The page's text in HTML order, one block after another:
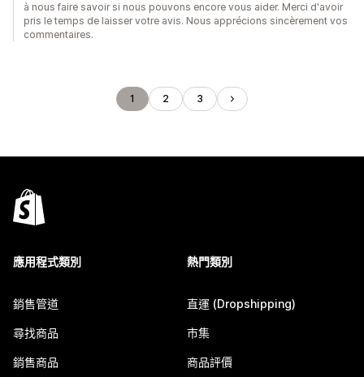
à nous faire savoir si nous pouvons encore vous aider. Merci d'avoir
pris le temps de laisser votre avis. Nous apprécions sincèrement vos
commentaires.
1 2 3
應用程式類別
銷售管道
尋找商品
銷售商品
熱門類別
直運 (Dropshipping)
市集
商品評價